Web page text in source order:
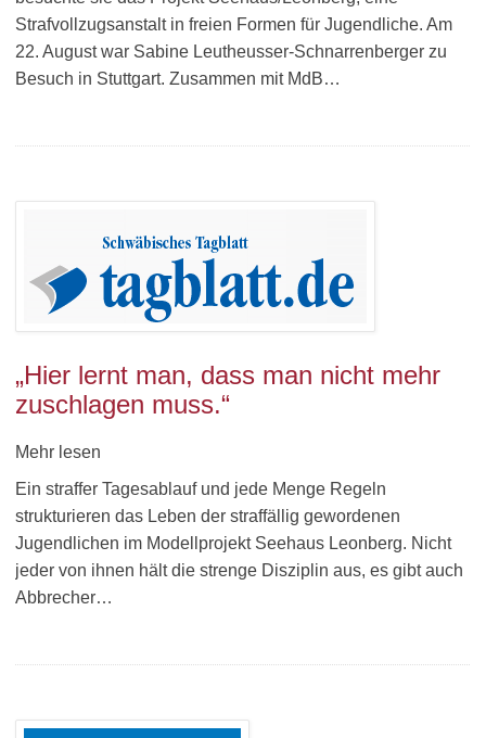
Strafvollzugsanstalt in freien Formen für Jugendliche. Am
22. August war Sabine Leutheusser-Schnarrenberger zu
Besuch in Stuttgart. Zusammen mit MdB…
„Hier lernt man, dass man nicht mehr
zuschlagen muss.“
Mehr lesen
Ein straffer Tagesablauf und jede Menge Regeln
strukturieren das Leben der straffällig gewordenen
Jugendlichen im Modellprojekt Seehaus Leonberg. Nicht
jeder von ihnen hält die strenge Disziplin aus, es gibt auch
Abbrecher…